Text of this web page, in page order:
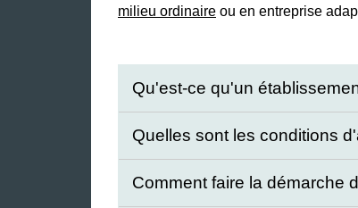
milieu ordinaire ou en entreprise
Qu'est-ce qu'un
Quelles sont les conditions
Comment faire la démarche